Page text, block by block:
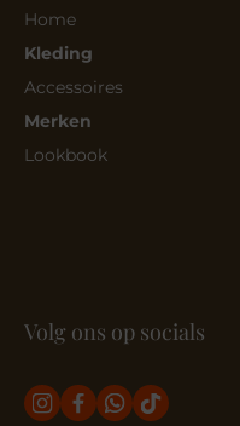
Home
Kleding
Accessoires
Merken
Lookbook
Volg ons op socials